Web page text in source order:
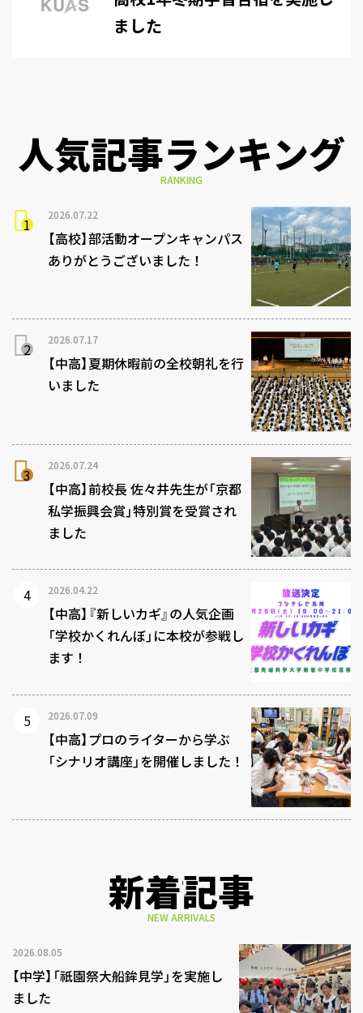
ました
人気記事ランキング
RANKING
2026.07.22
【高校】部活動オープンキャンパス
ありがとうございました！
2026.07.17
【中高】夏期休暇前の全校朝礼を行
いました
2026.07.24
【中高】前校長 佐々井先生が「京都
私学振興会賞」特別賞を受賞され
ました
2026.04.22
【中高】『新しいカギ』の人気企画
「学校かくれんぼ」に本校が参戦し
ます！
2026.07.09
【中高】プロのライターから学ぶ
「シナリオ講座」を開催しました！
新着記事
NEW ARRIVALS
2026.08.05
【中学】「祇園祭大船鉾見学」を実施し
ました